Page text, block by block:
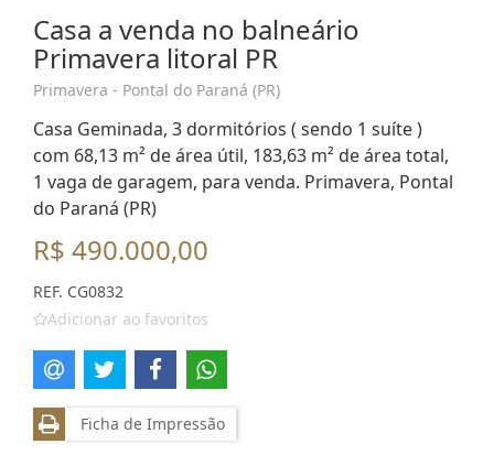
Casa a venda no balneário
Primavera litoral PR
Primavera - Pontal do Paraná (PR)
Casa Geminada, 3 dormitórios ( sendo 1 suíte )
com 68,13 m² de área útil, 183,63 m² de área total,
1 vaga de garagem, para venda. Primavera, Pontal
do Paraná (PR)
R$ 490.000,00
REF. CG0832
Adicionar ao favoritos
Ficha de Impressão